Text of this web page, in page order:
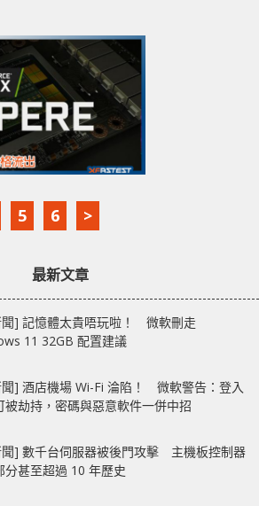
5 6 >
最新文章
聞] 記憶體太貴唔玩啦！ 微軟刪走
11 32GB 配置建議
聞] 酒店機場 Wi-Fi 淪陷！ 微軟警告：登入
被劫持，密碼與惡意軟件一併中招
聞] 數千台伺服器被後門攻擊 主機板控制器
分甚至超過 10 年歷史